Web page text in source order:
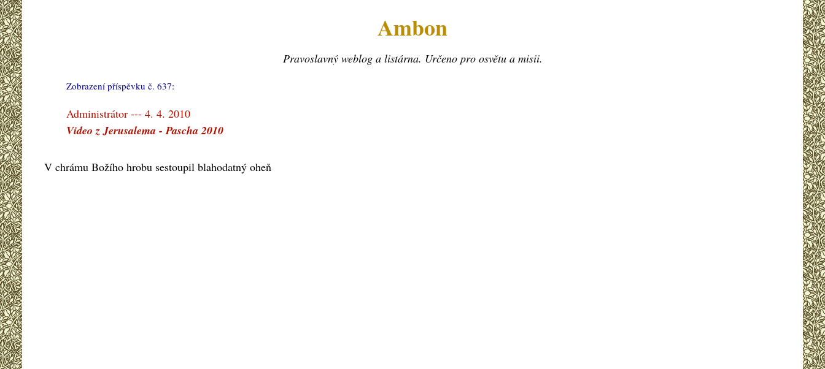
Ambon
Pravoslavný weblog a listárna. Určeno pro osvětu a misii.
Zobrazení příspěvku č. 637:
Administrátor --- 4. 4. 2010
Video z Jerusalema - Pascha 2010
V chrámu Božího hrobu sestoupil blahodatný oheň